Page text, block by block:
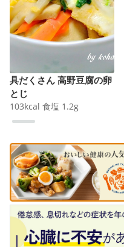
具だくさん 高野豆腐の卵
とじ
103kcal 食塩 1.2g